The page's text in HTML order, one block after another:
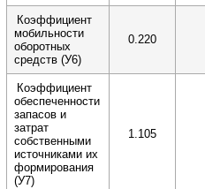
Коэффициент
мобильности
оборотных
средств (У6)
0.220
Коэффициент
обеспеченности
запасов и
затрат
собственными
источниками их
формирования
(У7)
1.105